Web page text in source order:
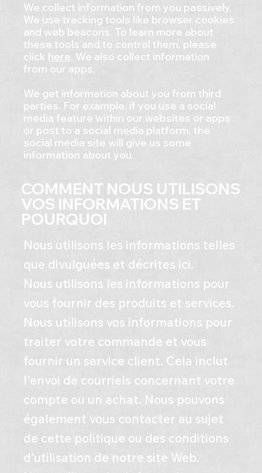
We collect information from you passively.
We use tracking tools like browser cookies
and web beacons. To learn more about
these tools and to control them, please
click here. We also collect information
from our apps.
We get information about you from third
parties. For example, if you use a social
media feature within our websites or apps
or post to a social media platform, the
social media site will give us some
information about you.
COMMENT NOUS UTILISONS
VOS INFORMATIONS ET
POURQUOI
Nous utilisons les informations telles
que divulguées et décrites ici.
Nous utilisons les informations pour
vous fournir des produits et services.
Nous utilisons vos informations pour
traiter votre commande et vous
fournir un service client. Cela inclut
l'envoi de courriels concernant votre
compte ou un achat. Nous pouvons
également vous contacter au sujet
de cette politique ou des conditions
d'utilisation de notre site Web.